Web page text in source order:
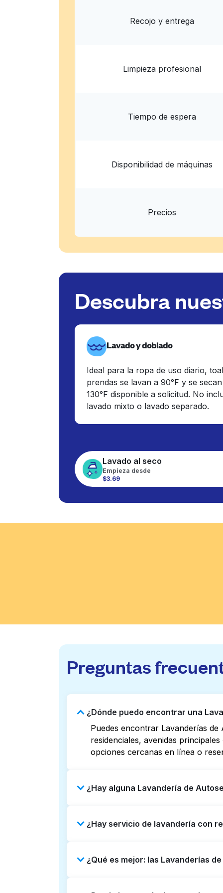
Recojo y entrega
Limpieza profesional
Tiempo de espera
Disponibilidad de máquinas
Precios
Descubra
Lavado y doblado
Ideal para la ropa de uso diario,
prendas se lavan a 90°F y se
130°F disponible a solicitud. No
lavado mixto o lavado separado.
Lavado al seco
Empieza desde
$3.69
Preguntas
¿Dónde puedo encontrar una
Puedes encontrar Lavanderías
residenciales, avenidas
opciones cercanas en línea o
¿Hay alguna Lavandería de
listados o mapas en línea puede
¿Hay servicio de lavandería con
una opción que ahorre tiempo si
¿Qué es mejor: las Lavanderías